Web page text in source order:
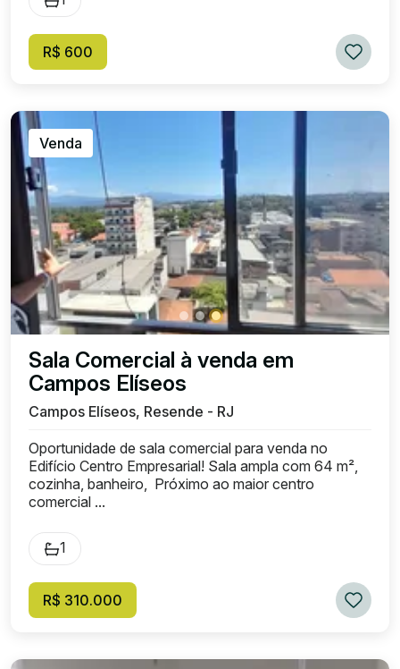
R$ 600
Venda
Sala Comercial à venda em
Campos Elíseos
Campos Elíseos, Resende - RJ
Oportunidade de sala comercial para venda no
Edifício Centro Empresarial! Sala ampla com 64 m²,
cozinha, banheiro, Próximo ao maior centro
comercial ...
1
R$ 310.000